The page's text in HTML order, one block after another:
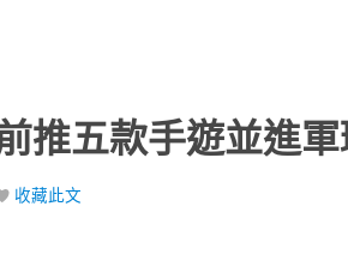
推五款手遊並進
收藏此文